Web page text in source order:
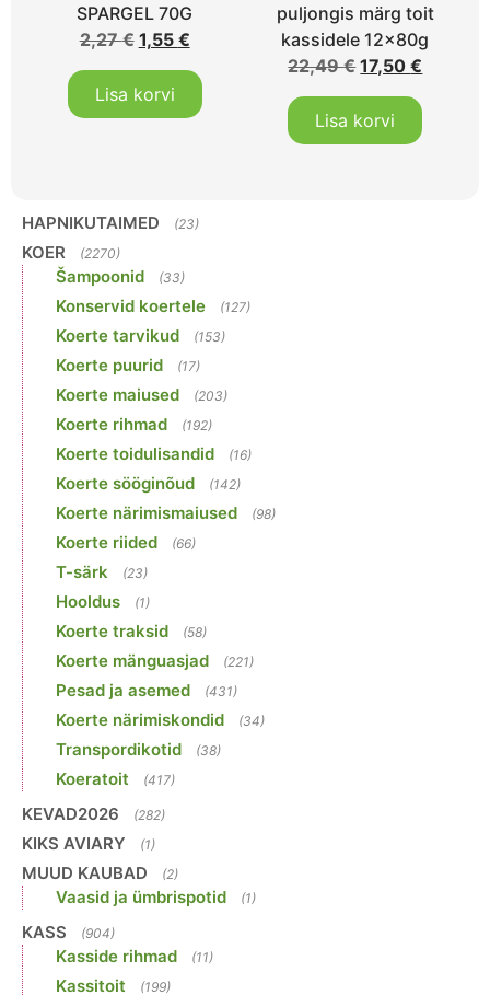
SPARGEL 70G
2,27€ 1,55 €
Lisa korvi
puljongis märg toit
kassidele 12x80g
22,49€ 17,50€
Lisa korvi
HAPNIKUTAIMED (23)
KOER (2270)
Šampoonid (33)
Konservid koertele (127)
Koerte tarvikud (153)
Koerte puurid (17)
Koerte maiused (203)
Koerte rihmad (192)
Koerte toidulisandid (16)
Koerte sööginõud (142)
Koerte närimismaiused (98)
Koerte riided (66)
T-särk (23)
Hooldus (1)
Koerte traksid (58)
Koerte mänguasjad (221)
Pesad ja asemed (431)
Koerte närimiskondid (34)
Transpordikotid (38)
Koeratoit (417)
KEVAD2026 (282)
KIKS AVIARY (1)
MUUD KAUBAD (2)
Vaasid ja ümbrispotid (1)
KASS (904)
Kasside rihmad (11)
Kassitoit (199)